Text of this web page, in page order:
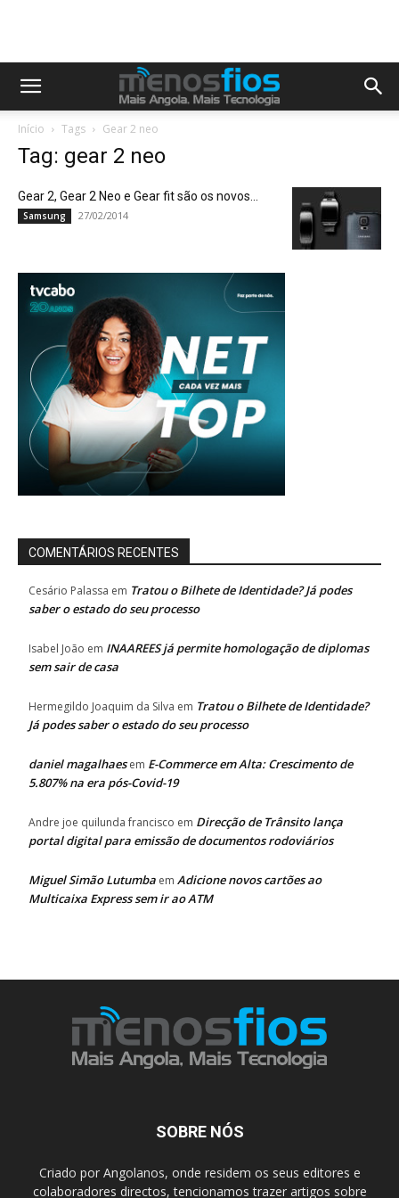
Início Tags Gear 2 neo
Tag: gear 2 neo
Gear 2, Gear 2 Neo e Gear fit são os novos...
Samsung 27/02/2014
COMENTÁRIOS RECENTES
Cesário Palassa em Tratou o Bilhete de Identidade? Já podes
saber o estado do seu processo
Isabel João em INAAREES já permite homologação de diplomas
sem sair de casa
Hermegildo Joaquim da Silva em Tratou o Bilhete de Identidade?
Já podes saber o estado do seu processo
daniel magalhaesem E-Commerce em Alta: Crescimento de
5.807% na era pós-Covid-19
Andre joe quilunda francisco em Direcção de Trânsito lança
portal digital para emissão de documentos rodoviários
Miguel Simão Lutumba em Adicione novos cartões ao
Multicaixa Express sem ir ao ATM
SOBRE NÓS
Criado por Angolanos, onde residem os seus editores e
colaboradores directos, tencionamos trazer artigos sobre